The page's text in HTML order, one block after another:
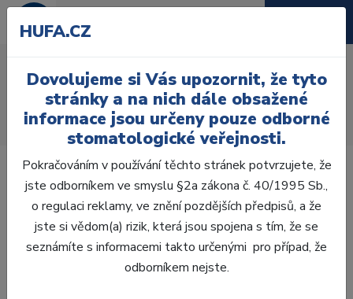
Úvod Ordinace
Dezinfekce a sterilizace
Sterilizace
Horkovzdušná sterilizace
Sterilizátor
Laboratoř
HUFA.CZ
Dovolujeme si Vás upozornit, že tyto
stránky a na nich dále obsažené
informace jsou určeny pouze odborné
stomatologické veřejnosti.
Pokračováním v používání těchto stránek potvrzujete, že
jste odborníkem ve smyslu §2a zákona č. 40/1995 Sb.,
o regulaci reklamy, ve znění pozdějších předpisů, a že
jste si vědom(a) rizik, která jsou spojena s tím, že se
seznámíte s informacemi takto určenými pro případ, že
odborníkem nejste.